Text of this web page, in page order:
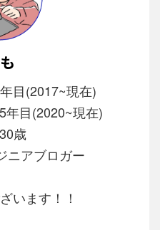
目(2017~現在)
年目(2020~現在)
歳
ニアブロガー
います！！